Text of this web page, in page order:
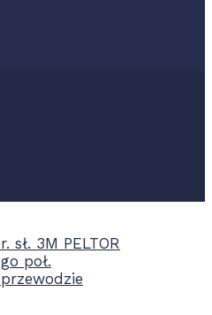
sł. 3M PELTOR
poł.